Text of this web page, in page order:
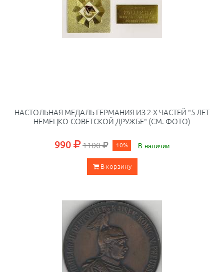
НАСТОЛЬНАЯ МЕДАЛЬ ГЕРМАНИЯ ИЗ 2-Х ЧАСТЕЙ "5 ЛЕТ
НЕМЕЦКО-СОВЕТСКОЙ ДРУЖБЕ" (СМ. ФОТО)
990 1100 10% В наличии
В корзину